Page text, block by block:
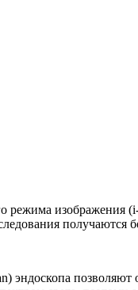
режима изображения
эндоскопа